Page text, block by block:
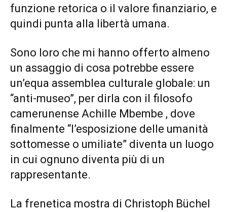
funzione retorica o il valore finanziario, e
quindi punta alla libertà umana.
Sono loro che mi hanno offerto almeno
un assaggio di cosa potrebbe essere
un’equa assemblea culturale globale: un
“anti-museo”, per dirla con il filosofo
camerunense Achille Mbembe , dove
finalmente “l’esposizione delle umanità
sottomesse o umiliate” diventa un luogo
in cui ognuno diventa più di un
rappresentante.
La frenetica mostra di Christoph Büchel